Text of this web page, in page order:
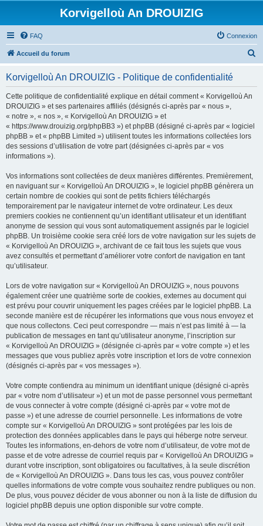
Korvigelloù An DROUIZIG
FAQ Connexion
Accueil du forum
Korvigelloù An DROUIZIG - Politique de confidentialité
Cette politique de confidentialité explique en détail comment « Korvigelloù An
DROUIZIG » et ses partenaires affiliés (désignés ci-après par « nous »,
« notre », « nos », « Korvigelloù An DROUIZIG » et
« https://www.drouizig.org/phpBB3 ») et phpBB (désigné ci-après par « logiciel
phpBB » et « phpBB Limited ») utilisent toutes les informations collectées lors
des sessions d’utilisation de votre part (désignées ci-après par « vos
informations »).
Vos informations sont collectées de deux manières différentes. Premièrement,
en naviguant sur « Korvigelloù An DROUIZIG », le logiciel phpBB génèrera un
certain nombre de cookies qui sont de petits fichiers téléchargés
temporairement par le navigateur internet de votre ordinateur. Les deux
premiers cookies ne contiennent qu’un identifiant utilisateur et un identifiant
anonyme de session qui vous sont automatiquement assignés par le logiciel
phpBB. Un troisième cookie sera créé lors de votre navigation sur les sujets de
« Korvigelloù An DROUIZIG », archivant de ce fait tous les sujets que vous
avez consultés et permettant d’améliorer votre confort de navigation en tant
qu’utilisateur.
Lors de votre navigation sur « Korvigelloù An DROUIZIG », nous pouvons
également créer une quatrième sorte de cookies, externes au document qui
est prévu pour couvrir uniquement les pages créées par le logiciel phpBB. La
seconde manière est de récupérer les informations que vous nous envoyez et
que nous collectons. Ceci peut correspondre — mais n’est pas limité à — la
publication de messages en tant qu’utilisateur anonyme, l’inscription sur
« Korvigelloù An DROUIZIG » (désignée ci-après par « votre compte ») et les
messages que vous publiez après votre inscription et lors de votre connexion
(désignés ci-après par « vos messages »).
Votre compte contiendra au minimum un identifiant unique (désigné ci-après
par « votre nom d’utilisateur ») et un mot de passe personnel vous permettant
de vous connecter à votre compte (désigné ci-après par « votre mot de
passe ») et une adresse de courriel personnelle. Les informations de votre
compte sur « Korvigelloù An DROUIZIG » sont protégées par les lois de
protection des données applicables dans le pays qui héberge notre serveur.
Toutes les informations, en-dehors de votre nom d’utilisateur, de votre mot de
passe et de votre adresse de courriel requis par « Korvigelloù An DROUIZIG »
durant votre inscription, sont obligatoires ou facultatives, à la seule discrétion
de « Korvigelloù An DROUIZIG ». Dans tous les cas, vous pouvez contrôler
quelles informations de votre compte vous souhaitez rendre publiques ou non.
De plus, vous pouvez décider de vous abonner ou non à la liste de diffusion du
logiciel phpBB depuis une option disponible sur votre compte.